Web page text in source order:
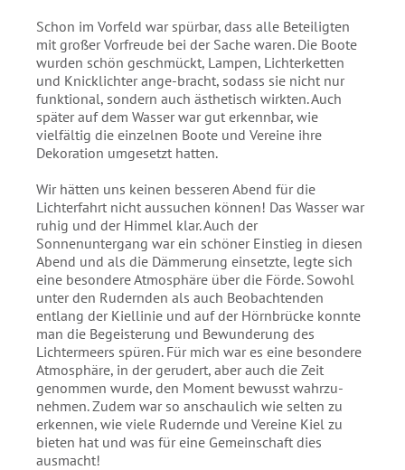
Schon im Vorfeld war spürbar, dass alle Beteiligten
mit großer Vorfreude bei der Sache waren. Die Boote
wurden schön geschmückt, Lampen, Lichterketten
und Knicklichter ange-bracht, sodass sie nicht nur
funktional, sondern auch ästhetisch wirkten. Auch
später auf dem Wasser war gut erkennbar, wie
vielfältig die einzelnen Boote und Vereine ihre
Dekoration umgesetzt hatten.
Wir hätten uns keinen besseren Abend für die
Lichterfahrt nicht aussuchen können! Das Wasser war
ruhig und der Himmel klar. Auch der
Sonnenuntergang war ein schöner Einstieg in diesen
Abend und als die Dämmerung einsetzte, legte sich
eine besondere Atmosphäre über die Förde. Sowohl
unter den Rudernden als auch Beobachtenden
entlang der Kiellinie und auf der Hörnbrücke konnte
man die Begeisterung und Bewunderung des
Lichtermeers spüren. Für mich war es eine besondere
Atmosphäre, in der gerudert, aber auch die Zeit
genommen wurde, den Moment bewusst wahrzu-
nehmen. Zudem war so anschaulich wie selten zu
erkennen, wie viele Rudernde und Vereine Kiel zu
bieten hat und was für eine Gemeinschaft dies
ausmacht!